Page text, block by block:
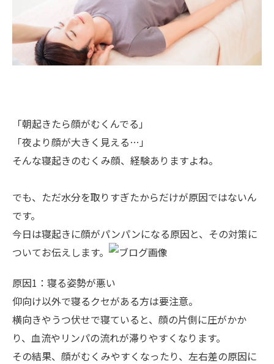
「朝起きたら顔がむくんでる」
「夜より顔が大きく見える…」
そんな寝起きのむくみ顔、経験ありますよね。
でも、ただ水分を取りすぎたからだけが原因ではないん
です。
今日は寝起きに顔がパンパンになる原因と、その対策に
ついてお伝えします。
原因1：寝る姿勢が悪い
仰向け以外で寝るクセがある方は要注意。
横向きやうつ伏せで寝ていると、顔の片側に圧がかか
り、血流やリンパの流れが滞りやすくなります。
その結果、顔がむくみやすくなったり、左右差の原因に